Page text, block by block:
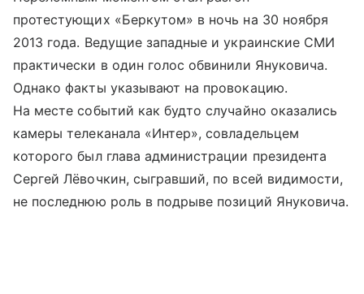
протестующих «Беркутом» в ночь на 30 ноября
2013 года. Ведущие западные и украинские СМИ
практически в один голос обвинили Януковича.
Однако факты указывают на провокацию.
На месте событий как будто случайно оказались
камеры телеканала «Интер», совладельцем
которого был глава администрации президента
Сергей Лёвочкин, сыгравший, по всей видимости,
не последнюю роль в подрыве позиций Януковича.